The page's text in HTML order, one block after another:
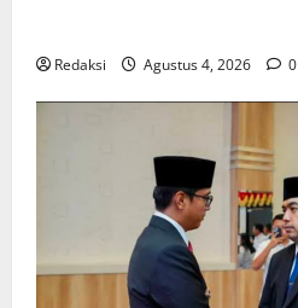
Redaksi Agustus 4, 2026 0